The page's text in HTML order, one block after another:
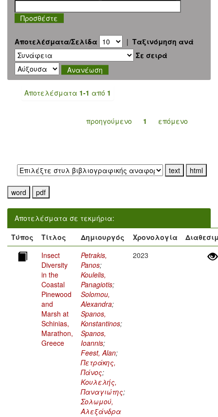
Αποτελέσματα/Σελίδα | Ταξινόμηση ανά
Σε σειρά
Αποτελέσματα 1-1 από 1
προηγούμενο 1 επόμενο
Αποτελέσματα σε τεκμήρια:
Τύπος
Τίτλος Δημιουργός Χρονολογία
Insect
Diversity
in the
Coastal
Pinewood
and
Marsh at
Schinias,
Marathon,
Greece
Petrakis,
Panos;
Koulelis,
Panagiotis;
Solomou,
Alexandra;
Spanos,
Konstantinos;
Spanos,
Ioannis;
Feest, Alan;
Πετράκης,
Πάνος;
Κουλελής,
Παναγιώτης;
Σολωμού,
Αλεξάνδρα
2023